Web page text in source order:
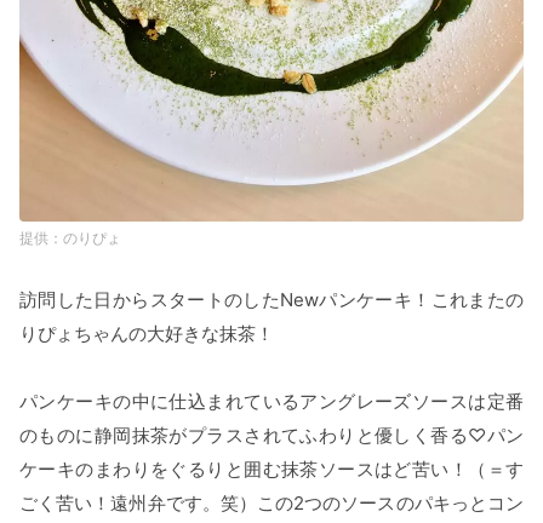
のりぴょ
訪問した日からスタートのしたNewパンケーキ！これまたの
りぴょちゃんの大好きな抹茶！
パンケーキの中に仕込まれているアングレーズソースは定番
のものに静岡抹茶がプラスされてふわりと優しく香る♡パン
ケーキのまわりをぐるりと囲む抹茶ソースはど苦い！（＝す
ごく苦い！遠州弁です。笑）この2つのソースのパキっとコン